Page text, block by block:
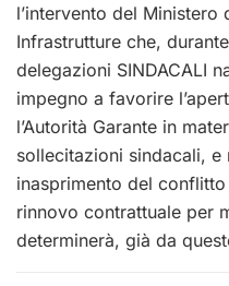
l’intervento del Ministero
Infrastrutture che,
delegazioni SINDACALI
impegno a favorire
l’Autorità Garante in
sollecitazioni sindacali, e
inasprimento del
rinnovo contrattuale per
determinerà, già da